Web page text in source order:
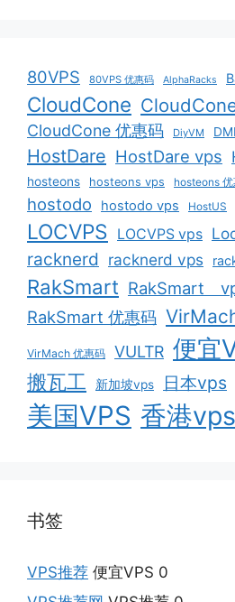
80VPS 80VPS 优惠码 AlphaRacks
CloudCone
CloudCone 优惠码 DiyVM
HostDare HostDare vps
hosteons hosteons vps hosteons
hostodo hostodo vps HostUS
LOCVPS LOCVPS vps
racknerd racknerd vps
RakSmart RakSmart
RakSmart 优惠码
VirMach 优惠码 VULTR 便宜
搬瓦工
新加坡vps 日本vps
美国VPS 香港vps
书签
VPS推荐 便宜VPS 0